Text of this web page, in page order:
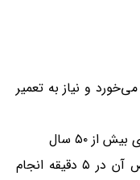
و نیاز به تعمیر
از ۵۰ سال
حتی اگر یک سنگ جابه‌جا شود، تعویض آن در ۵ دقیقه انجام